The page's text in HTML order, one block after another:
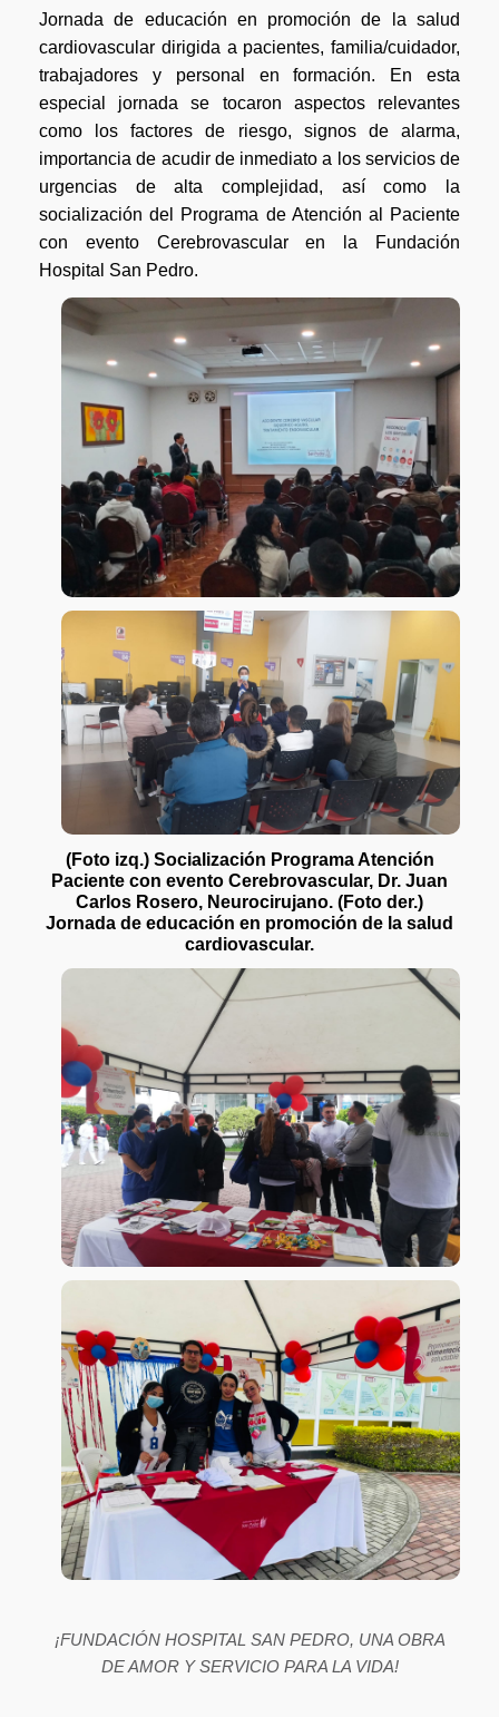
Jornada de educación en promoción de la salud
cardiovascular dirigida a pacientes, familia/cuidador,
trabajadores y personal en formación. En esta
especial jornada se tocaron aspectos relevantes
como los factores de riesgo, signos de alarma,
importancia de acudir de inmediato a los servicios de
urgencias de alta complejidad, así como la
socialización del Programa de Atención al Paciente
con evento Cerebrovascular en la Fundación
Hospital San Pedro.
(Foto izq.) Socialización Programa Atención
Paciente con evento Cerebrovascular, Dr. Juan
Carlos Rosero, Neurocirujano. (Foto der.)
Jornada de educación en promoción de la salud
cardiovascular.
¡FUNDACIÓN HOSPITAL SAN PEDRO, UNA OBRA
DE AMOR Y SERVICIO PARA LA VIDA!